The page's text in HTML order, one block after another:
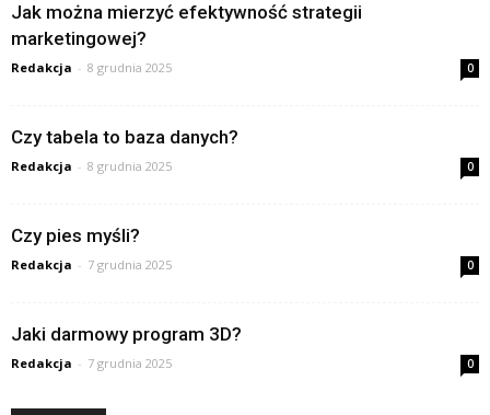
Jak można mierzyć efektywność strategii
marketingowej?
Redakcja - 8 grudnia 2025 0
Czy tabela to baza danych?
Redakcja - 8 grudnia 2025 0
Czy pies myśli?
Redakcja - 7 grudnia 2025 0
Jaki darmowy program 3D?
Redakcja - 7 grudnia 2025 0